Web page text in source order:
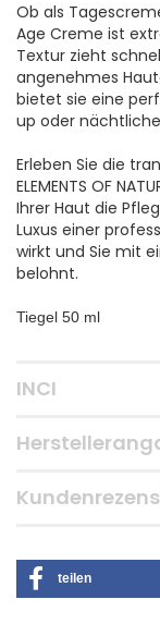
Ob als
Age Creme ist
Textur zieht
angenehmes
bietet sie eine
up oder
Erleben Sie die
ELEMENTS OF
Ihrer Haut die
Luxus einer
wirkt und Sie mit
belohnt.
Tiegel 50 ml
INCI
teilen